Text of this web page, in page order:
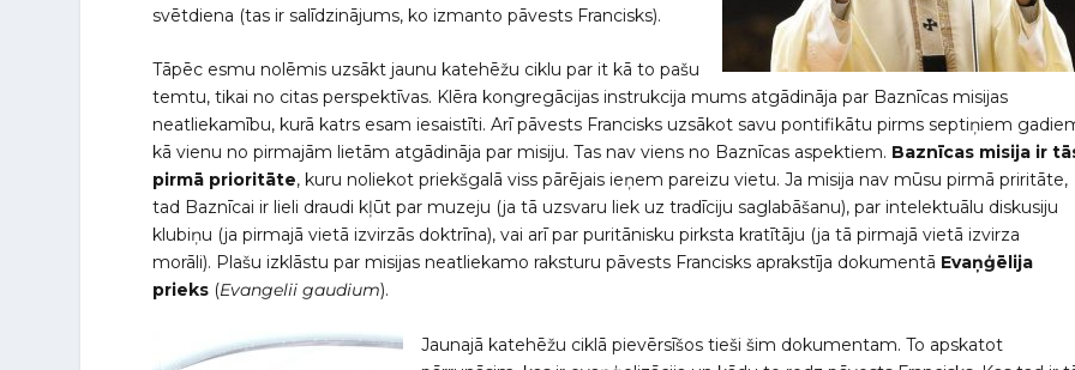
svētdiena (tas ir salīdzinājums, ko izmanto pāvests Francisks).
Tāpēc esmu nolēmis uzsākt jaunu katehēžu ciklu par it kā to pašu
temtu, tikai no citas perspektīvas. Klēra kongregācijas instrukcija mums atgādināja par Baznīcas misijas
neatliekamību, kurā katrs esam iesaistīti. Arī pāvests Francisks uzsākot savu pontifikātu pirms septiņiem
kā vienu no pirmajām lietām atgādināja par misiju. Tas nav viens no Baznīcas aspektiem. Baznīcas misija ir
pirmā prioritāte, kuru noliekot priekšgalā viss pārējais ieņem pareizu vietu. Ja misija nav mūsu pirmā priritāte,
tad Baznīcai ir lieli draudi kļūt par muzeju (ja tā uzsvaru liek uz tradīciju saglabāšanu), par intelektuālu diskusiju
klubiņu (ja pirmajā vietā izvirzās doktrīna), vai arī par puritānisku pirksta kratītāju (ja tā pirmajā vietā izvirza
morāli). Plašu izklāstu par misijas neatliekamo raksturu pāvests Francisks aprakstīja dokumentā Evaņģēlija
prieks (Evangelii gaudium).
Jaunajā katehēžu ciklā pievērsīšos tieši šim dokumentam. To apskatot